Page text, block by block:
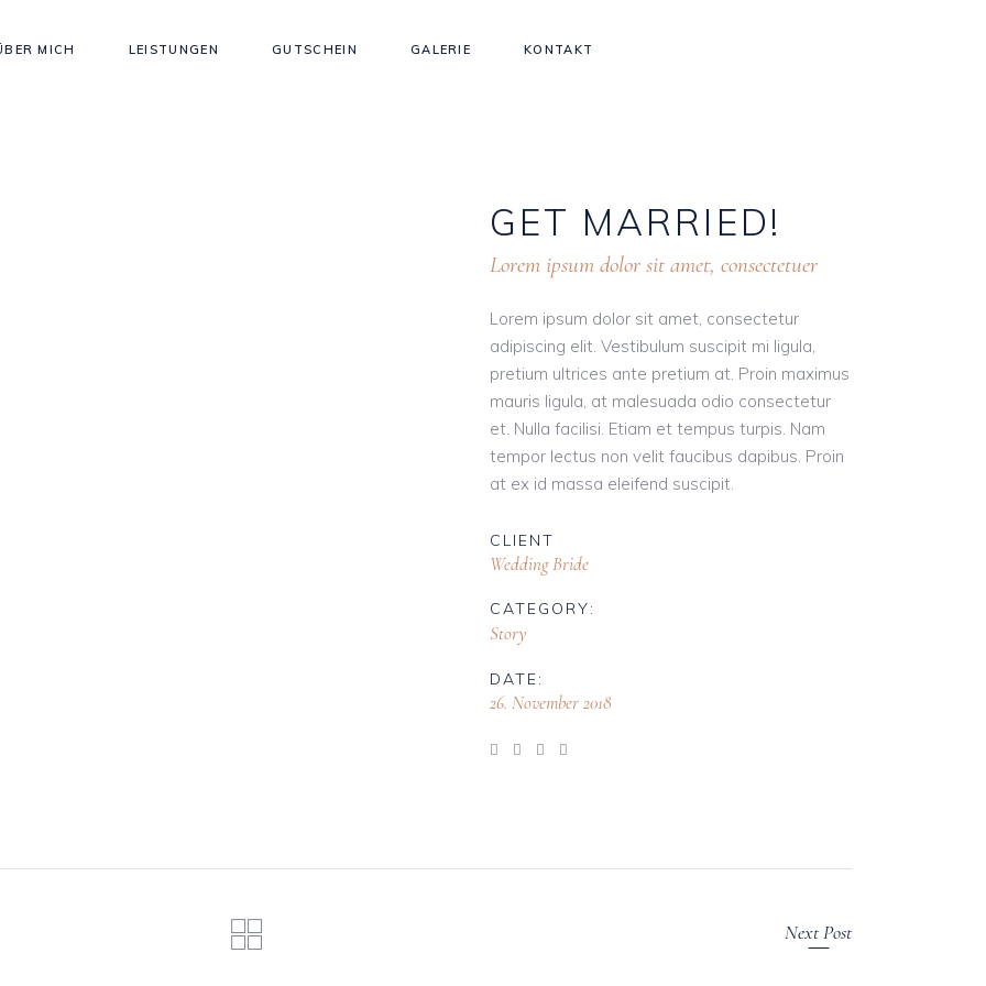
MICH LEISTUNGEN GUTSCHEIN GALERIE KONTAKT
GET MARRIED!
Lorem ipsum dolor sit amet, consectetuer
Lorem ipsum dolor sit amet, consectetur
adipiscing elit. Vestibulum suscipit mi ligula,
pretium ultrices ante pretium at. Proin maximus
mauris ligula, at malesuada odio consectetur
et. Nulla facilisi. Etiam et tempus turpis. Nam
tempor lectus non velit faucibus dapibus. Proin
at ex id massa eleifend suscipit.
CLIENT
Wedding Bride
CATEGORY:
Story
DATE:
26. November 2018
Next Post